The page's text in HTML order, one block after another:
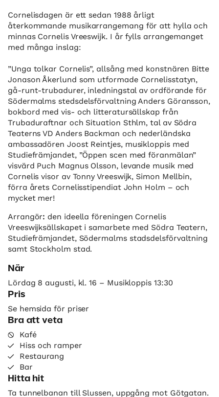
Cornelisdagen är ett sedan 1988 årligt
återkommande musikarrangemang för att hylla och
minnas Cornelis Vreeswijk. I år fylls arrangemanget
med många inslag:
”Unga tolkar Cornelis”, allsång med konstnären Bitte
Jonason Åkerlund som utformade Cornelisstatyn,
gå-runt-trubadurer, inledningstal av ordförande för
Södermalms stedsdelsförvaltning Anders Göransson,
bokbord med vis- och litteratursällskap från
Trubaduraftnar och Situation Sthlm, tal av Södra
Teaterns VD Anders Backman och nederländska
ambassadören Joost Reintjes, musikloppis med
Studiefrämjandet, ”Öppen scen med föranmälan”
visvärd Puch Magnus Olsson, levande musik med
Cornelis visor av Tonny Vreeswijk, Simon Mellbin,
förra årets Cornelisstipendiat John Holm – och
mycket mer!
Arrangör: den ideella föreningen Cornelis
Vreeswijksällskapet i samarbete med Södra Teatern,
Studiefrämjandet, Södermalms stadsdelsförvaltning
samt Stockholm stad.
När
Lördag 8 augusti, kl. 16 – Musikloppis 13:30
Pris
Se hemsida för priser
Bra att veta
Kafé
Hiss och ramper
Restaurang
Bar
Hitta hit
Ta tunnelbanan till Slussen, uppgång mot Götgatan.